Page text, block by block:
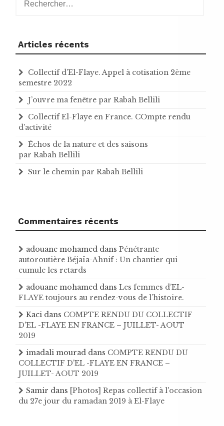
Articles récents
Collectif d’El-Flaye. Appel à cotisation 2ème
semestre 2022
J’ouvre ma fenêtre par Rabah Bellili
Collectif El-Flaye en France. COmpte rendu
d’activité
Échos de la nature et des saisons
par Rabah Bellili
Sur le chemin par Rabah Bellili
Commentaires récents
adouane mohamed dans Pénétrante
autoroutière Béjaïa-Ahnif : Un chantier qui
cumule les retards
adouane mohamed dans Les femmes d’EL-
FLAYE toujours au rendez-vous de l’histoire .
Kaci dans COMPTE RENDU DU COLLECTIF
D'EL -FLAYE EN FRANCE – JUILLET- AOUT
2019
imadali mourad dans COMPTE RENDU DU
COLLECTIF D'EL -FLAYE EN FRANCE –
JUILLET- AOUT 2019
Samir dans [Photos] Repas collectif à l'occasion
du 27e jour du ramadan 2019 à El-Flaye